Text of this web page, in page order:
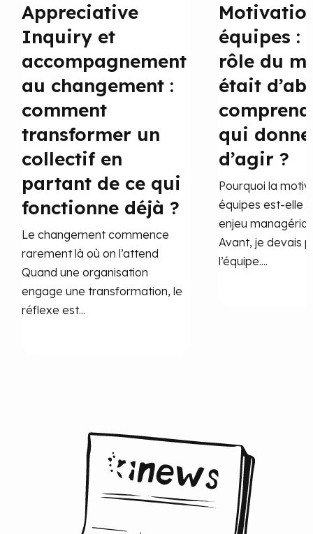
Appreciative
Inquiry et
accompagnement
au changement :
comment
transformer un
collectif en
partant de ce qui
fonctionne déjà ?
Le changement commence
rarement là où on l’attend
Quand une organisation
engage une transformation, le
réflexe est...
équipes :
rôle du
était
qui
d’agir ?
Pourquoi la
équipes est-elle
enjeu managérial
Avant, je devais
l’équipe....